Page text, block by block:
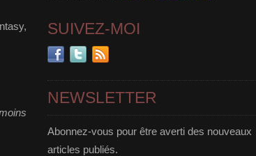
SUIVEZ-MOI
NEWSLETTER
Abonnez-vous pour être averti des nouveaux
articles publiés.